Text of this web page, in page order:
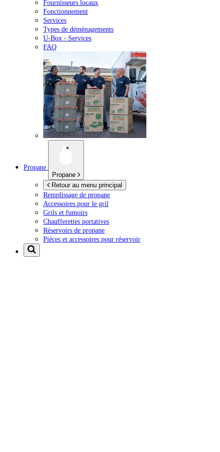
Fournisseurs locaux
Fonctionnement
Services
Types de déménagements
U-Box - Services
FAQ
Propane
Propane
Retour au menu principal
Remplissage de propane
Accessoires pour le gril
Grils et fumoirs
Chaufferettes portatives
Réservoirs de propane
Pièces et accessoires pour réservoir